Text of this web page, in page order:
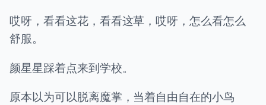
哎呀，看看这花，看看这草，哎呀，怎么看怎么
舒服。
颜星星踩着点来到学校。
原本以为可以脱离魔掌，当着自由自在的小鸟